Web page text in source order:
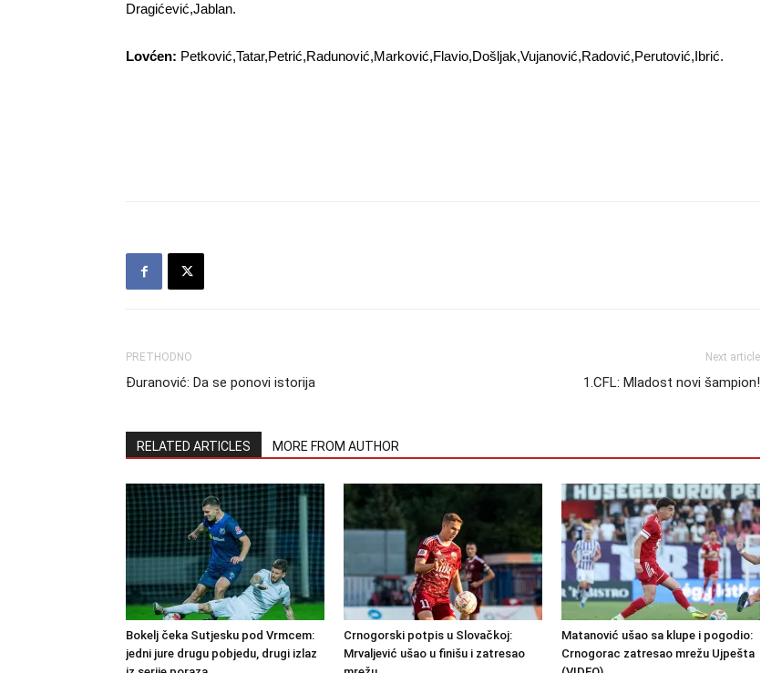
Dragićević,Jablan.
Lovćen: Petković,Tatar,Petrić,Radunović,Marković,Flavio,Došljak,Vujanović,Radović,Perutović,Ibrić.
PRETHODNO
Đuranović: Da se ponovi istorija
Next article
1.CFL: Mladost novi šampion!
RELATED ARTICLES MORE FROM AUTHOR
Bokelj čeka Sutjesku pod Vrmcem:
jedni jure drugu pobjedu, drugi izlaz
Crnogorski potpis u Slovačkoj:
Mrvaljević ušao u finišu i zatresao
Matanović ušao sa klupe i pogodio:
Crnogorac zatresao mrežu Ujpešta